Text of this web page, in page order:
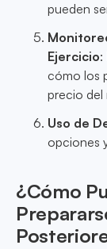
pueden
Ejercicio:
cómo los
precio del
Uso de
opciones
¿Cómo